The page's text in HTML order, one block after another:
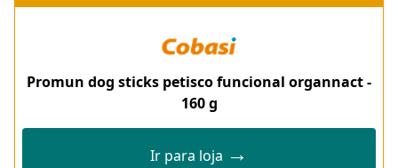
Promun dog sticks petisco funcional organnact -
160 g
Ir para loja →